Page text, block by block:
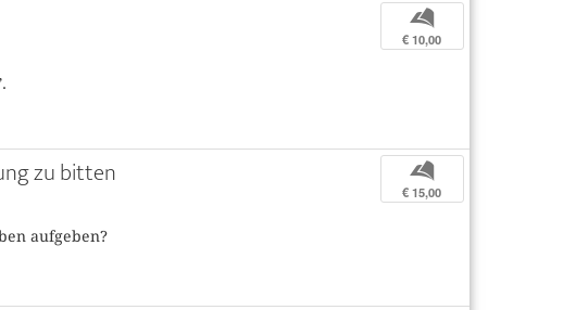
b
€ 10,00
zu bitten
aufgeben?
b
€ 15,00